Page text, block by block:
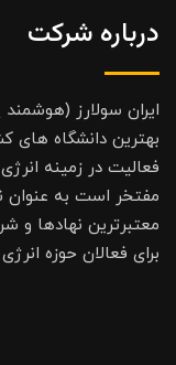
درباره شرکت
ایران سولارز (هوشمند
بهترین دانشگاه های
فعالیت در زمینه
معتبرترین نهادها و
برای فعالان حوزه